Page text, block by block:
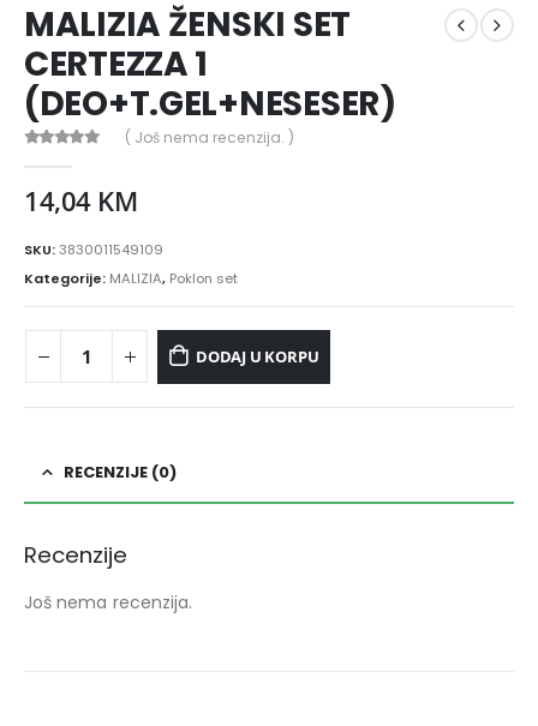
MALIZIA ŽENSKI SET
CERTEZZA 1
(DEO+T.GEL+NESESER)
( Još nema recenzija. )
14,04 KM
SKU:3830011549109
Kategorije: MALIZIA, Poklon set
DODAJ U KORPU
RECENZIJE (0)
Recenzije
Još nema recenzija.